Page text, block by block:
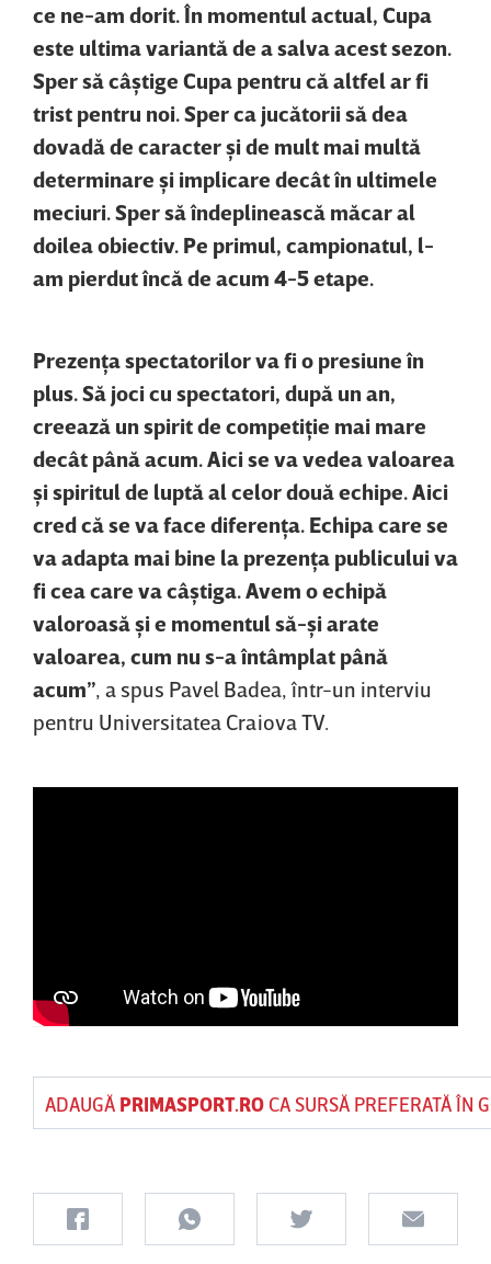
ce ne-am dorit. În momentul actual, Cupa
este ultima variantă de a salva acest sezon.
Sper să câştige Cupa pentru că altfel ar fi
trist pentru noi. Sper ca jucătorii să dea
dovadă de caracter şi de mult mai multă
determinare şi implicare decât în ultimele
meciuri. Sper să îndeplinească măcar al
doilea obiectiv. Pe primul, campionatul, l-
am pierdut încă de acum 4-5 etape.
Prezenţa spectatorilor va fi o presiune în
plus. Să joci cu spectatori, după un an,
creează un spirit de competiţie mai mare
decât până acum. Aici se va vedea valoarea
şi spiritul de luptă al celor două echipe. Aici
cred că se va face diferenţa. Echipa care se
va adapta mai bine la prezenţa publicului va
fi cea care va câştiga. Avem o echipă
valoroasă şi e momentul să-şi arate
valoarea, cum nu s-a întâmplat până
acum”, a spus Pavel Badea, într-un interviu
pentru Universitatea Craiova TV.
ADAUGĂ PRIMASPORT.ROCA SURSĂ PREFERATĂ ÎN